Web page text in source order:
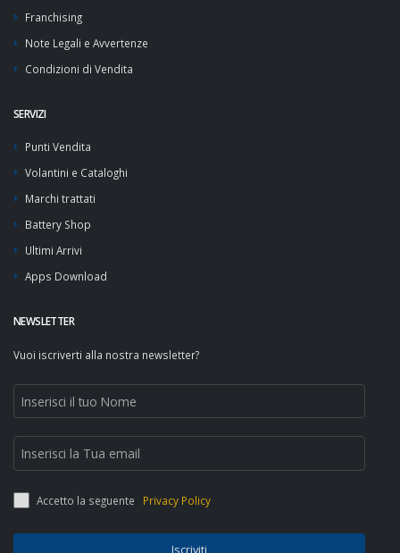
Franchising
Note Legali e Avvertenze
Condizioni di Vendita
SERVIZI
Punti Vendita
Volantini e Cataloghi
Marchi trattati
Battery Shop
Ultimi Arrivi
Apps Download
NEWSLETTER
Vuoi iscriverti alla nostra newsletter?
Accetto la seguente Privacy Policy
Iscriviti